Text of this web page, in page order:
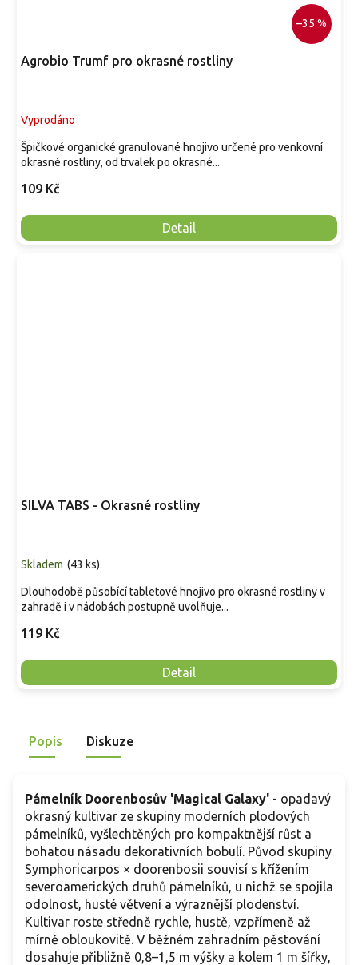
–35 %
Agrobio Trumf pro okrasné rostliny
Vyprodáno
109 Kč
Detail
Špičkové organické granulované hnojivo určené pro venkovní
okrasné rostliny, od trvalek po okrasné...
SILVA TABS - Okrasné rostliny
Skladem (43 ks)
119 Kč
Detail
Dlouhodobě působící tabletové hnojivo pro okrasné rostliny v
zahradě i v nádobách postupně uvolňuje...
Popis Diskuze
Pámelník Doorenbosův 'Magical Galaxy' - opadavý
okrasný kultivar ze skupiny moderních plodových
pámelníků, vyšlechtěných pro kompaktnější růst a
bohatou násadu dekorativních bobulí. Původ skupiny
Symphoricarpos × doorenbosii souvisí s křížením
severoamerických druhů pámelníků, u nichž se spojila
odolnost, husté větvení a výraznější plodenství.
Kultivar roste středně rychle, hustě, vzpřímeně až
mírně obloukovitě. V běžném zahradním pěstování
dosahuje přibližně 0,8–1,5 m výšky a kolem 1 m šířky,